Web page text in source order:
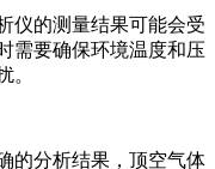
的测量结果可能会受
需要确保环境温度和压
。
分析结果，顶空气体